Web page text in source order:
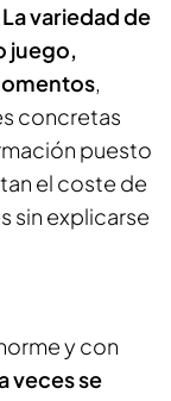
La variedad de
juego,
,
concretas
puesto
el coste de
sin explicarse
y con
veces se